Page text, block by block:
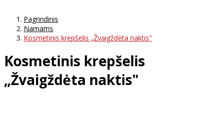
Pagrindinis
Namams
Kosmetinis krepšelis „Žvaigždėta naktis"
Kosmetinis krepšelis
„Žvaigždėta naktis"